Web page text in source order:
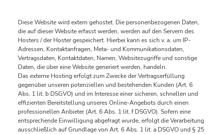
Diese Website wird extern gehostet. Die personenbezogenen Daten,
die auf dieser Website erfasst werden, werden auf den Servern des
Hosters / der Hoster gespeichert. Hierbei kann es sich v. a. um IP-
Adressen, Kontaktanfragen, Meta- und Kommunikationsdaten,
Vertragsdaten, Kontaktdaten, Namen, Websitezugriffe und sonstige
Daten, die über eine Website generiert werden, handeln.
Das externe Hosting erfolgt zum Zwecke der Vertragserfüllung
gegenüber unseren potenziellen und bestehenden Kunden (Art. 6
Abs. 1 lit. b DSGVO) und im Interesse einer sicheren, schnellen und
effizienten Bereitstellung unseres Online-Angebots durch einen
professionellen Anbieter (Art. 6 Abs. 1 lit. f DSGVO). Sofern eine
entsprechende Einwilligung abgefragt wurde, erfolgt die Verarbeitung
ausschließlich auf Grundlage von Art. 6 Abs. 1 lit. a DSGVO und § 25